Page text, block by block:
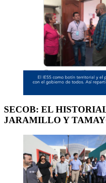
SECOB: EL
JARAMILLO Y